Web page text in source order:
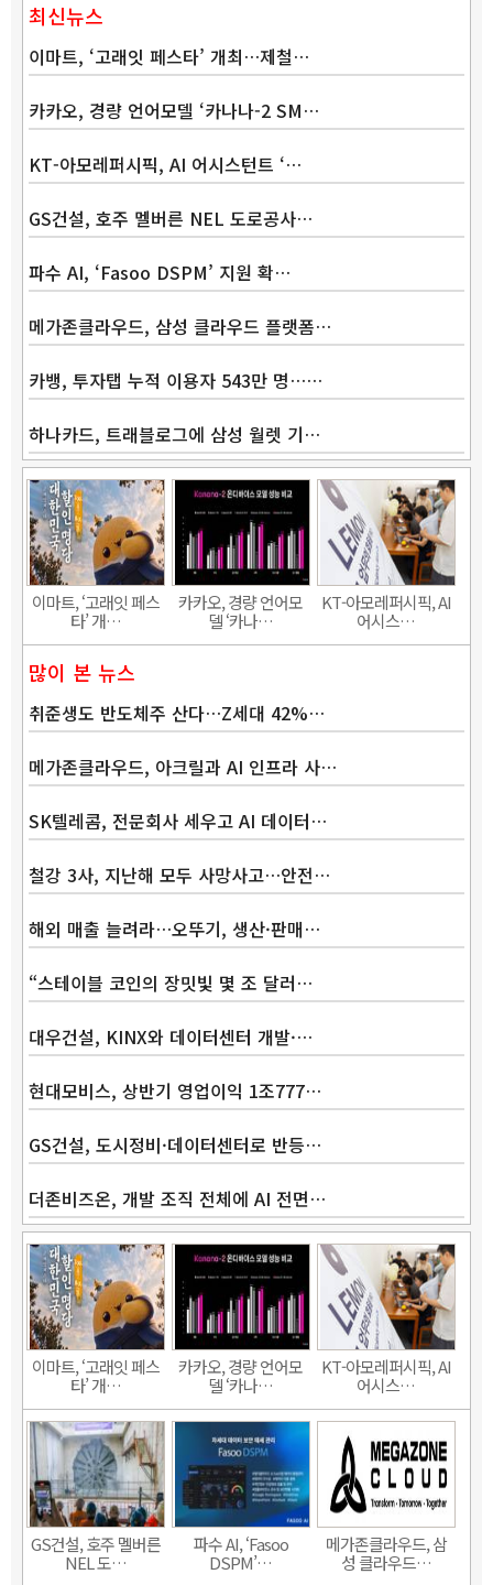
최신뉴스
이마트, ‘고래잇 페스타’ 개최…제철…
카카오, 경량 언어모델 ‘카나나-2 SM…
KT-아모레퍼시픽, AI 어시스턴트 ‘…
GS건설, 호주 멜버른 NEL 도로공사…
파수 AI, ‘Fasoo DSPM’ 지원 확…
메가존클라우드, 삼성 클라우드 플랫폼…
카뱅, 투자탭 누적 이용자 543만 명……
하나카드, 트래블로그에 삼성 월렛 기…
이마트, ‘고래잇 페스
타’ 개…
카카오, 경량 언어모
델 ‘카나…
KT-아모레퍼시픽, AI
어시스…
많이 본 뉴스
취준생도 반도체주 산다…Z세대 42%…
메가존클라우드, 아크릴과 AI 인프라 사…
SK텔레콤, 전문회사 세우고 AI 데이터…
철강 3사, 지난해 모두 사망사고…안전…
해외 매출 늘려라…오뚜기, 생산·판매…
“스테이블 코인의 장밋빛 몇 조 달러…
대우건설, KINX와 데이터센터 개발·…
현대모비스, 상반기 영업이익 1조777…
GS건설, 도시정비·데이터센터로 반등…
더존비즈온, 개발 조직 전체에 AI 전면…
이마트, ‘고래잇 페스
타’ 개…
카카오, 경량 언어모
델 ‘카나…
KT-아모레퍼시픽, AI
어시스…
GS건설, 호주 멜버른
NEL 도…
파수 AI, ‘Fasoo
DSPM’…
메가존클라우드, 삼
성 클라우드…